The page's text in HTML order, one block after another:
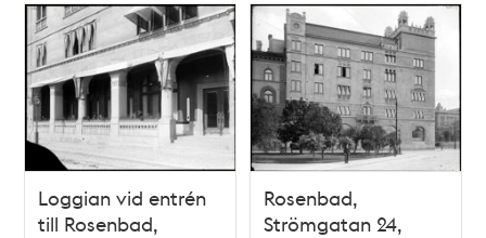
Loggian vid entrén
till Rosenbad,
Rosenbad,
Strömgatan 24,